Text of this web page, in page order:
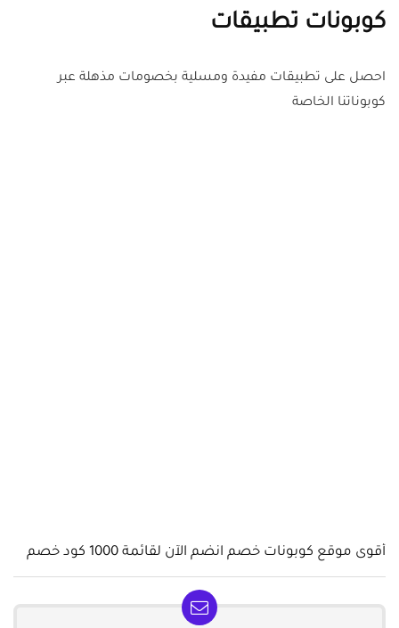
كوبونات تطبيقات
احصل على تطبيقات مفيدة ومسلية بخصومات مذهلة عبر
كوبوناتنا الخاصة
أقوى موقع كوبونات خصم انضم الآن لقائمة 1000 كود خصم